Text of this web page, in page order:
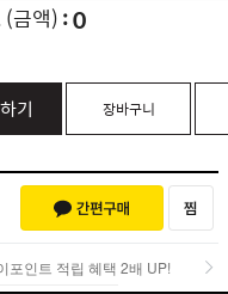
(금액) 0
기 장바구니
포인트 적립 혜택 2배 UP!